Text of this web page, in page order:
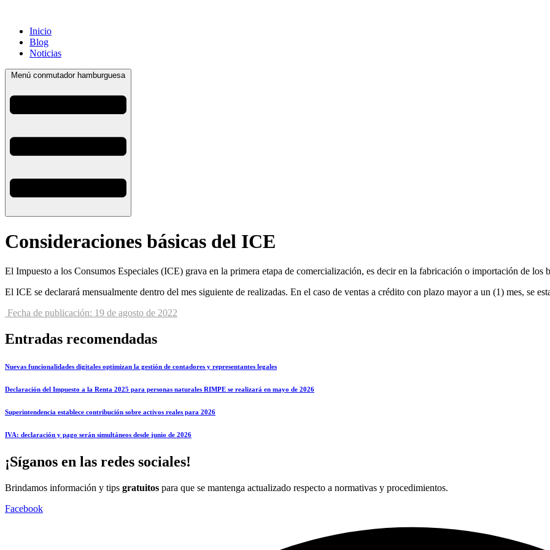
Inicio
Blog
Noticias
Menú conmutador hamburguesa
Consideraciones básicas del ICE
El Impuesto a los Consumos Especiales (ICE) grava en la primera etapa de comercialización, es decir en la fabricación o importación de los
El ICE se declarará mensualmente dentro del mes siguiente de realizadas. En el caso de ventas a crédito con plazo mayor a un (1) mes, se
Fecha de publicación: 19 de agosto de 2022
Entradas recomendadas
Nuevas funcionalidades digitales optimizan la gestión de contadores y representantes legales
Declaración del Impuesto a la Renta 2025 para personas naturales RIMPE se realizará en mayo de 2026
Superintendencia establece contribución sobre activos reales para 2026
IVA: declaración y pago serán simultáneos desde junio de 2026
¡Síganos en las redes sociales!
Brindamos información y tips gratuitos para que se mantenga actualizado respecto a normativas y procedimientos.
Facebook